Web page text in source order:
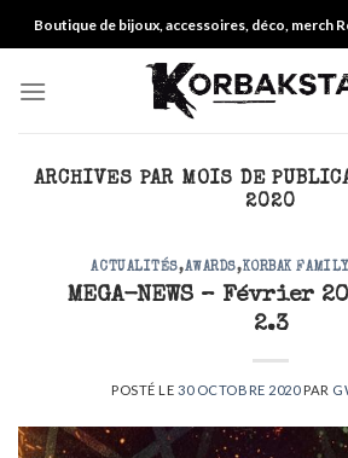
to
Boutique de bijoux, accessoires, déco, merch
ARCHIVES PAR MOIS DE
2020
ACTUALITÉS,AWARDS,KORBAK FAMILY
MEGA-NEWS – Février
2.3
POSTÉ LE30 OCTOBRE 2020PAR